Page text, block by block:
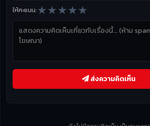
ให้คะแนน:★★★★★
ส่งความคิดเห็น